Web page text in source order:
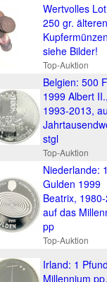
Wertvolles
250 gr. älteren
siehe Bilder!
Top-Auktion
Belgien: 500
1999 Albert
1993-2013,
stgl
Top-Auktion
Niederlande:
Gulden 1999
Beatrix,
auf das
pp
Top-Auktion
Irland: 1
Millennium pp,